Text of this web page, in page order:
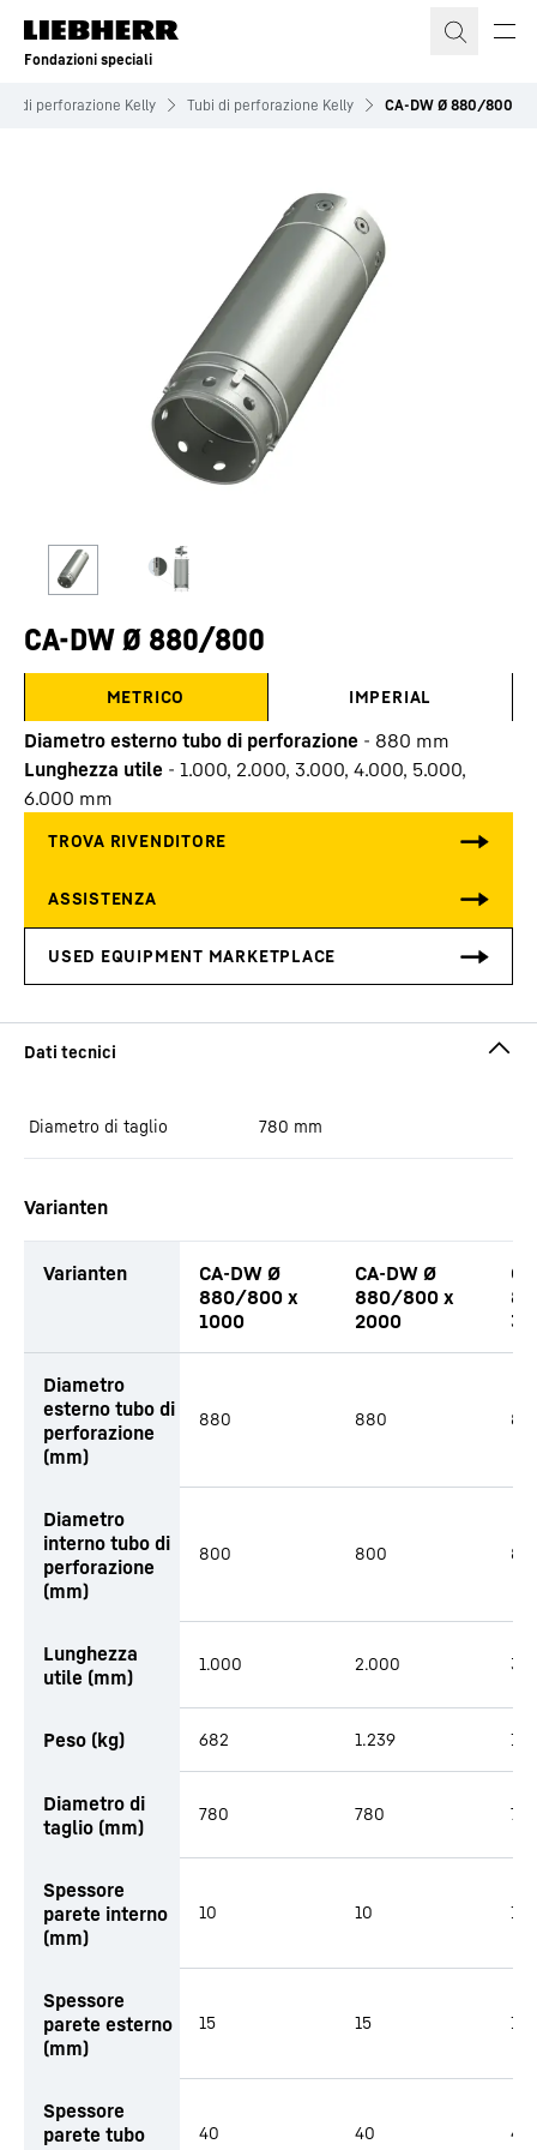
Fondazioni speciali
di perforazione Kelly Tubi di perforazione Kelly CA-DW Ø 880/800
CA-DW Ø 880/800
METRICO IMPERIAL
Diametro esterno tubo di perforazione - 880 mm
Lunghezza utile - 1.000, 2.000, 3.000, 4.000, 5.000,
6.000 mm
Diametro di taglio 780 mm
Varianten
Varianten
CA-DW Ø
880/800 x
1000
CA-DW Ø
880/800 x
2000
Diametro
esterno tubo di
perforazione
(mm)
880 880
Diametro
interno tubo di
perforazione
(mm)
800 800
Lunghezza
utile (mm)
1.000 2.000
Peso (kg) 682 1.239
Diametro di
taglio (mm)
780 780
Spessore
parete interno
(mm)
10 10 10
Spessore
parete esterno
(mm)
15 15 15
Spessore
parete tubo
40 40 40